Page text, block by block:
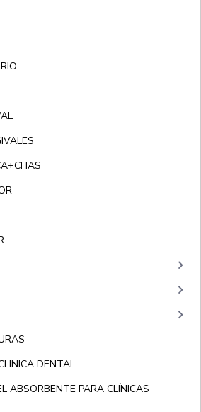
keyboard_arrow_right
keyboard_arrow_right
keyboard_arrow_right
DENTAL
ABSORBENTE PARA CLÍNICAS